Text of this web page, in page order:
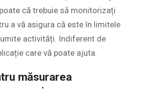
că trebuie să monitorizați
a vă asigura că este în limitele
activități. Indiferent de
care vă poate ajuta.
măsurarea